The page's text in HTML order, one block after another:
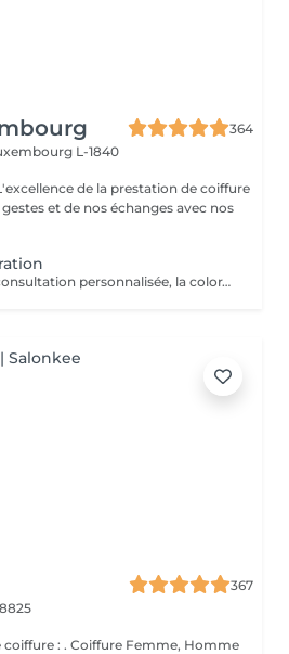
364
L-1840
et de nos échanges avec nos
Le pack comprend une consultation personnalisée, la coloration avec les produits LOREAL PROFESSIONNEL , shampooing et conditionneur spécifiques REDKEN , la coupe IGORANCE ( finitions sur cheveux secs) , les produits de styling REDKEN * Tarifs à titre indicatifs à confirmer après la consultation personnalisée établit auprès de votre coiffeur/stylist/spécialiste * La direction se réserve le droit d’apporter des modifications pour le bon fonctionnement du salon
367
Homme